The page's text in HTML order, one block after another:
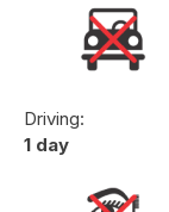
Driving:
1 day